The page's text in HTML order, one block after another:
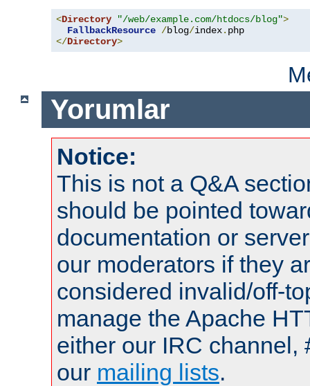
<Directory "/web/example.com/htdocs/blog">
FallbackResource /blog/index.
</Directory>
Yorumlar
Notice:
This is not a Q&A
should be pointed
documentation or
our moderators if they
considered invalid/off-
manage the Apache
either our IRC channel,
our mailing lists.